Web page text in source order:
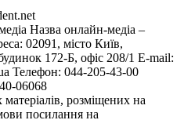
Назва онлайн-медіа –
02091, місто Київ,
172-Б, офіс 208/1 E-mail:
Телефон: 044-205-43-00
06068
розміщених на
посилання на